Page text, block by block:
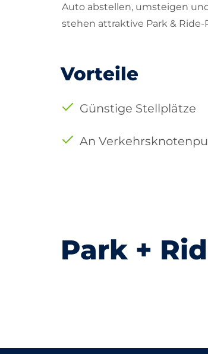
Auto abstellen, umsteigen
stehen attraktive Park &
Vorteile
Günstige Stellplätze
An
Park +
Basel